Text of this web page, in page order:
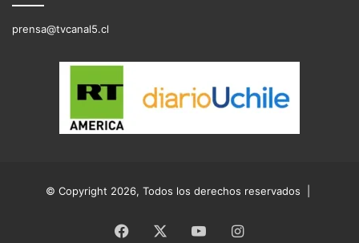
prensa@tvcanal5.cl
© Copyright 2026, Todos los derechos reservados |
Facebook YouTubeInstagram